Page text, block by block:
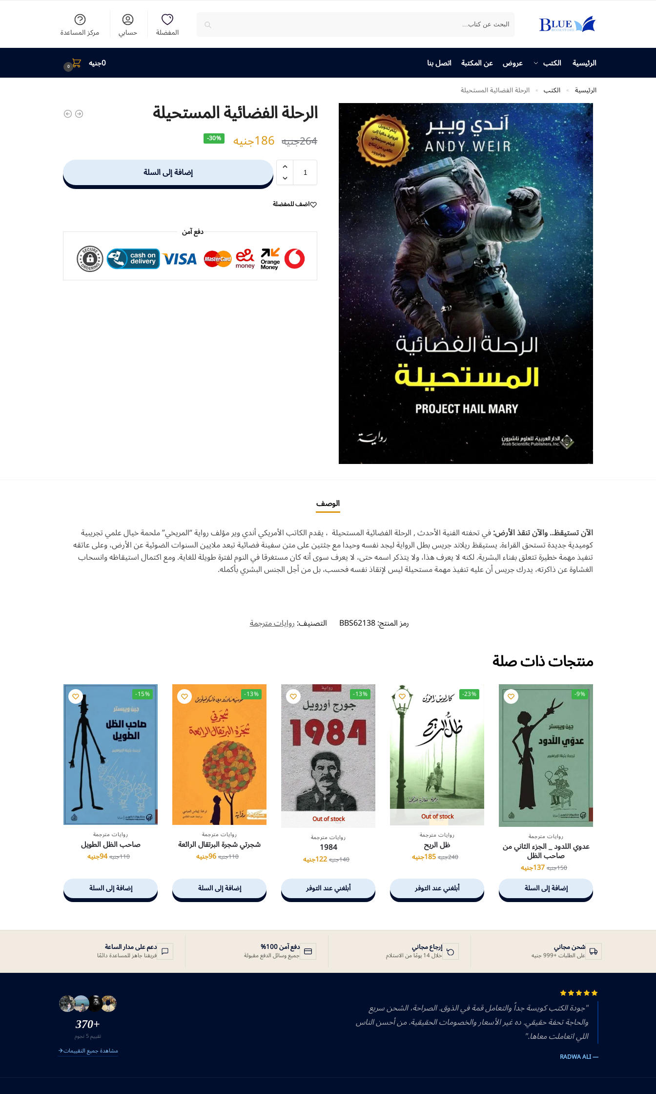
بحث
المفضلة حسابي مركز المساعدة
الرئيسية الكتب عروض عن المكتبة اتصل بنا 0جنيه 0
الرئيسية » الكتب » الرحلة الفضائية المستحيلة
الرحلة الفضائية المستحيلة
264جنيه 186جنيه -30%
إضافة إلى السلة
اضف للمفضلة
دفع آمن
الوصف
الآن تستيقظ.. والآن تنقذ الأرض:في تحفته الفنية الأحدث , الرحلة الفضائية المستحيلة ، يقدم الكاتب الأمريكي أندي وير مؤلف رواية “المريخي” ملحمة خيال علمي تجريبية
كوميدية جديدة تستحق القراءة. يستيقظ ريلاند جريس بطل الرواية ليجد نفسه وحيدا مع جثتين على متن سفينة فضائية تبعد ملايين السنوات الضوئية عن الأرض، وعلى عاتقه
تنفيذ مهمة خطيرة تتعلق بفناء البشرية. لكنه لا يعرف هذا، ولا يتذكر اسمه حتى، لا يعرف سوى أنه كان مستغرقا في النوم لفترة طويلة للغاية. ومع اكتمال استيقاظه وانسحاب
الغشاوة عن ذاكرته، يدرك جريس أن عليه تنفيذ مهمة مستحيلة ليس لإنقاذ نفسه فحسب، بل من أجل الجنس البشري بأكمله.
رمز المنتج:BBS62138 التصنيف:روايات مترجمة
منتجات ذات صلة
-9%
روايات مترجمة
عدوي اللدود _ الجزء الثاني من
صاحب الظل
150جنيه137جنيه
إضافة إلى السلة
-23%
Out of stock
روايات مترجمة
ظل الريح
240جنيه185جنيه
أبلغني عند التوفر
-13%
Out of stock
روايات مترجمة
1984
140جنيه122جنيه
أبلغني عند التوفر
-13%
روايات مترجمة
شجرتي شجرة البرتقال الرائعة
110جنيه96جنيه
إضافة إلى السلة
-15%
روايات مترجمة
صاحب الظل الطويل
110جنيه94جنيه
إضافة إلى السلة
شحن مجاني
على الطلبات +999 جنيه
إرجاع مجاني
خلال 14 يومًا من الاستلام
دفع آمن 100%
جميع وسائل الدفع مقبولة
دعم على مدار الساعة
فريقنا جاهز للمساعدة دائمًا
"جودة الكتب كويسة جداً والتعامل قمة في الذوق. الصراحة، الشحن سريع
والحاجة تحفة حقيقي. ده غير الأسعار والخصومات الحقيقية. من أحسن الناس
اللي اتعاملت معاها."
— RADWA ALI
+370
تقييم 5 نجوم
مشاهدة جميع التقييمات